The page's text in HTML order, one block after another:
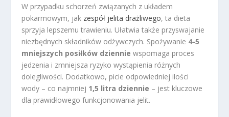
W przypadku schorzeń związanych z układem
pokarmowym, jak zespół jelita drażliwego, ta dieta
sprzyja lepszemu trawieniu. Ułatwia także przyswajanie
niezbędnych składników odżywczych. Spożywanie 4-5
mniejszych posiłków dziennie wspomaga proces
jedzenia i zmniejsza ryzyko wystąpienia różnych
dolegliwości. Dodatkowo, picie odpowiedniej ilości
wody – co najmniej 1,5 litra dziennie – jest kluczowe
dla prawidłowego funkcjonowania jelit.